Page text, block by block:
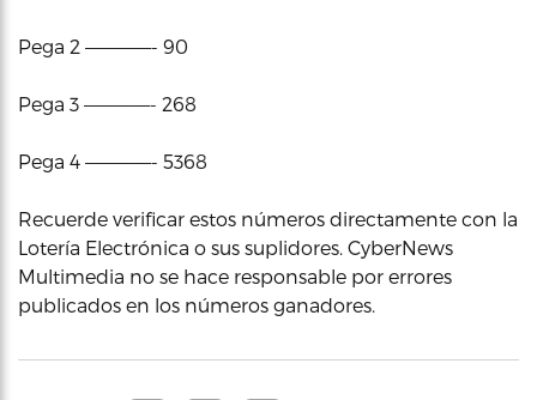
Pega 2 —————- 90
Pega 3 —————- 268
Pega 4 —————- 5368
Recuerde verificar estos números directamente con la
Lotería Electrónica o sus suplidores. CyberNews
Multimedia no se hace responsable por errores
publicados en los números ganadores.